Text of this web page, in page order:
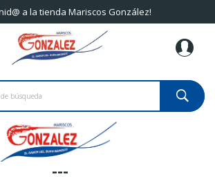
a la tienda Mariscos González!
---